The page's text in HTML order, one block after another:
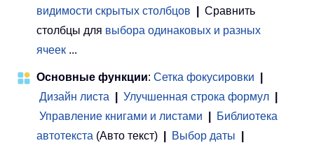
видимости скрытых столбцов
Сравнить
столбцы для выбора одинаковых и разных
ячеек ...
Основные функции: Сетка фокусировки
Дизайн листа
Улучшенная строка формул
Управление книгами и листами
Библиотека
автотекста (Авто текст) Выбор даты